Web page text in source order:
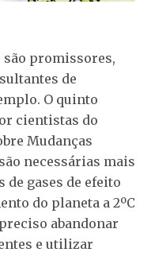
são promissores,
de
O quinto
cientistas do
Mudanças
necessárias mais
de gases de efeito
do planeta a 2ºC
abandonar
e utilizar